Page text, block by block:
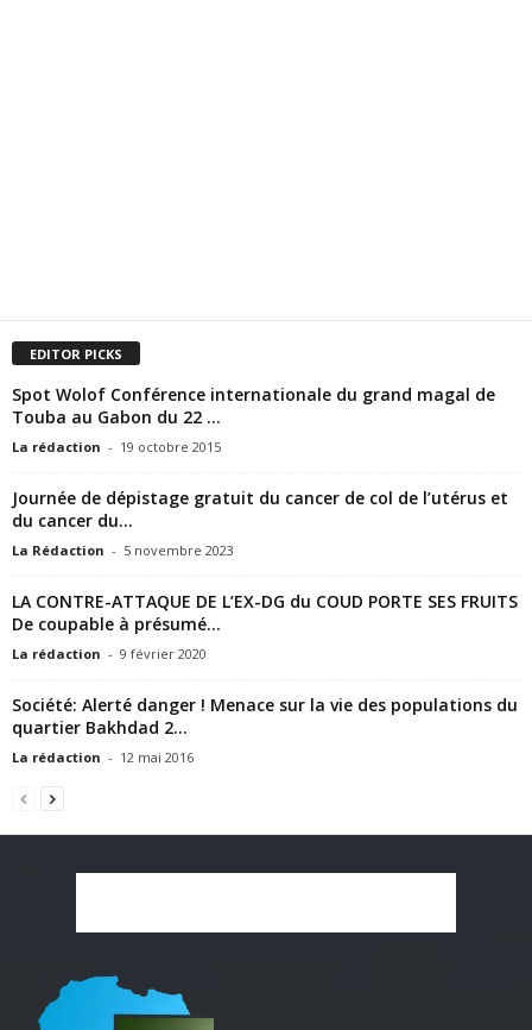
EDITOR PICKS
Spot Wolof Conférence internationale du grand magal de
Touba au Gabon du 22 ...
La rédaction - 19 octobre 2015
Journée de dépistage gratuit du cancer de col de l’utérus et
du cancer du...
La Rédaction - 5 novembre 2023
LA CONTRE-ATTAQUE DE L’EX-DG du COUD PORTE SES FRUITS
De coupable à présumé...
La rédaction - 9 février 2020
Société: Alerté danger ! Menace sur la vie des populations du
quartier Bakhdad 2...
La rédaction - 12 mai 2016